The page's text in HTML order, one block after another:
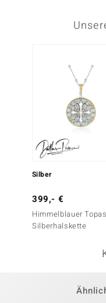
Silber
399,- €
Himmelblauer
Silberhalskette